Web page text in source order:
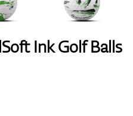
Ink Golf Balls